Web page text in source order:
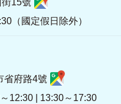
（國定假日除外）
省府路4號
12:30 | 13:30～17:30